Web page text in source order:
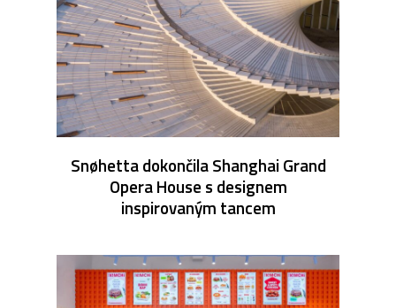
Snøhetta dokončila Shanghai Grand
Opera House s designem
inspirovaným tancem